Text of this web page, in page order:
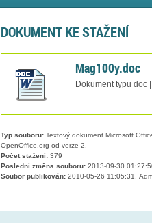
DOKUMENT KE STAŽENÍ
Mag100y.doc
Dokument typu doc
Typ souboru:Textový dokument Microsoft
OpenOffice.org od verze 2.
Počet stažení:379
Poslední změna souboru:2013-09-30
Soubor publikován:2010-05-26 11:05:31,